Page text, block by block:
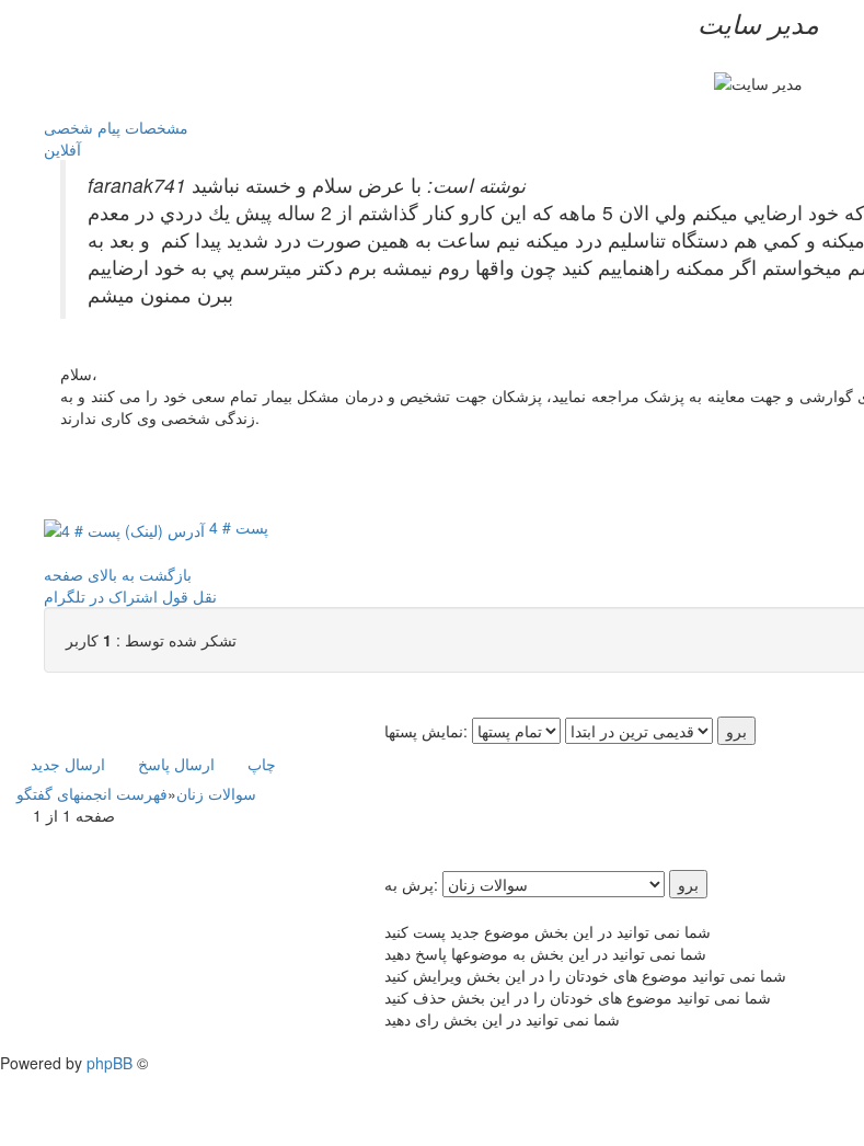
مدیر سایت
مشخصات پیام شخصی
آفلاين
faranak741 نوشته است: با عرض سلام و خسته نباشيد
من دختري هستم كه 22 سال سن دارم و متاسفانه حدود 6 سال هست كه خود ارضايي ميكنم ولي الان 5 ماهه كه اين كارو كنار گذاشتم از 2 ساله پيش يك دردي در معدم
و كمي هم دستگاه تناسليم درد ميكنه نيم ساعت به همين صورت درد شديد پيدا كنم و بعد به
اگر ممكنه راهنماييم كنيد چون واقها روم نيمشه برم دكتر ميترسم پي به خود ارضاييم
ببرن ممنون ميشم
سلام،
و جهت معاینه به پزشک مراجعه نمایید، پزشکان جهت تشخیص و درمان مشکل بیمار تمام سعی خود را می کنند و به
زندگی شخصی وی کاری ندارند.
پست # 4
بازگشت به بالای صفحه
نقل قول اشتراک در تلگرام
تشکر شده توسط : 1 کاربر
نمایش پستها:
ارسال جديد
ارسال پاسخ چاپ
فهرست انجمنهای گفتگو»سوالات زنان
صفحه 1 از 1
پرش به:
شما نمی توانید در این بخش موضوع جدید پست کنید
شما نمی توانید در این بخش به موضوعها پاسخ دهید
شما نمی توانید موضوع های خودتان را در این بخش ویرایش کنید
شما نمی توانید موضوع های خودتان را در این بخش حذف کنید
شما نمی توانید در این بخش رای دهید
Powered by phpBB ©